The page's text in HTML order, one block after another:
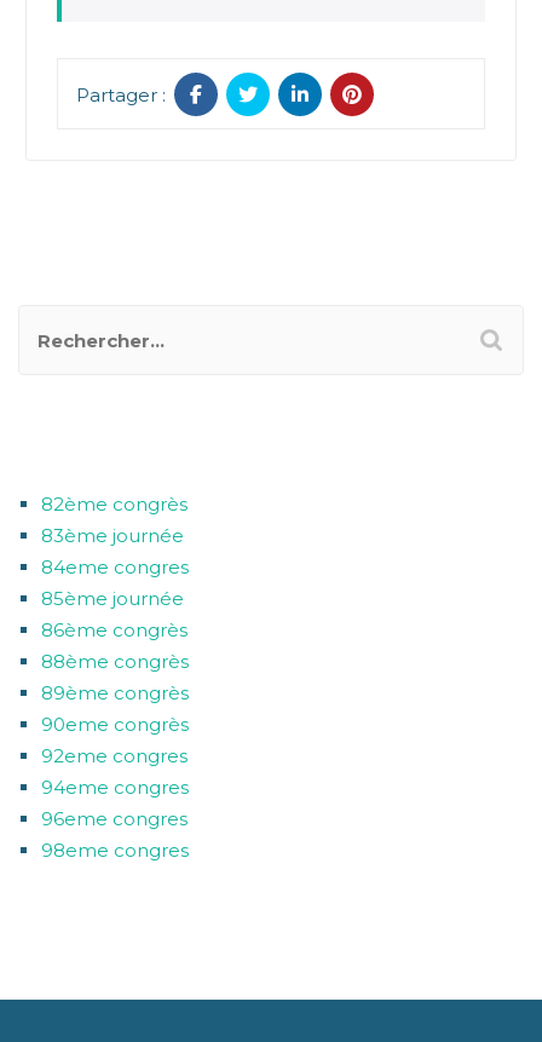
Partager :
82ème congrès
83ème journée
84eme congres
85ème journée
86ème congrès
88ème congrès
89ème congrès
90eme congrès
92eme congres
94eme congres
96eme congres
98eme congres